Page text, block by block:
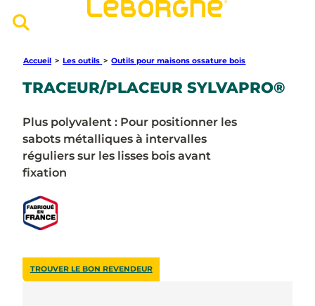
Accueil > Les outils > Outils pour maisons ossature bois
TRACEUR/PLACEUR SYLVAPRO®
Plus polyvalent : Pour positionner les
sabots métalliques à intervalles
réguliers sur les lisses bois avant
fixation
TROUVER LE BON REVENDEUR